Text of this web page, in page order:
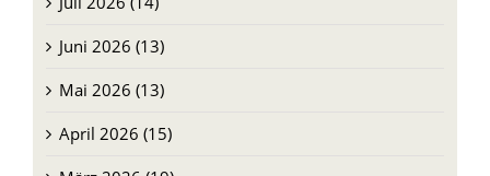
Juni 2026 (13)
Mai 2026 (13)
April 2026 (15)